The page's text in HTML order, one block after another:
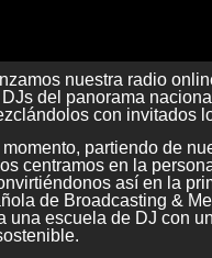
nuestra radio
del panorama
con invitados
partiendo de
centramos en la
así en la
de Broadcasting &
una escuela de DJ con